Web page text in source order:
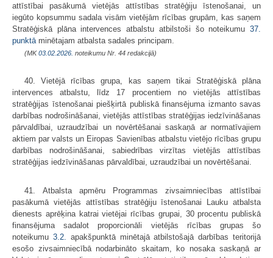
attīstībai pasākumā vietējās attīstības stratēģiju īstenošanai, un
iegūto kopsummu sadala visām vietējām rīcības grupām, kas saņem
Stratēģiskā plāna intervences atbalstu atbilstoši šo noteikumu 37.
punktā minētajam atbalsta sadales principam.
(MK03.02.2026. noteikumu Nr. 44 redakcijā)
40. Vietējā rīcības grupa, kas saņem tikai Stratēģiskā plāna
intervences atbalstu, līdz 17 procentiem no vietējās attīstības
stratēģijas īstenošanai piešķirtā publiskā finansējuma izmanto savas
darbības nodrošināšanai, vietējās attīstības stratēģijas iedzīvināšanas
pārvaldībai, uzraudzībai un novērtēšanai saskaņā ar normatīvajiem
aktiem par valsts un Eiropas Savienības atbalstu vietējo rīcības grupu
darbības nodrošināšanai, sabiedrības virzītas vietējās attīstības
stratēģijas iedzīvināšanas pārvaldībai, uzraudzībai un novērtēšanai.
41. Atbalsta apmēru Programmas zivsaimniecības attīstībai
pasākumā vietējās attīstības stratēģiju īstenošanai Lauku atbalsta
dienests aprēķina katrai vietējai rīcības grupai, 30 procentu publiskā
finansējuma sadalot proporcionāli vietējās rīcības grupas šo
noteikumu 3.2.
apakšpunktā minētajā atbilstošajā darbības teritorijā
esošo zivsaimniecībā nodarbināto skaitam, ko nosaka saskaņā ar